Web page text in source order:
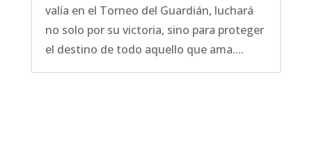
valía en el Torneo del Guardián, luchará
no solo por su victoria, sino para proteger
el destino de todo aquello que ama....